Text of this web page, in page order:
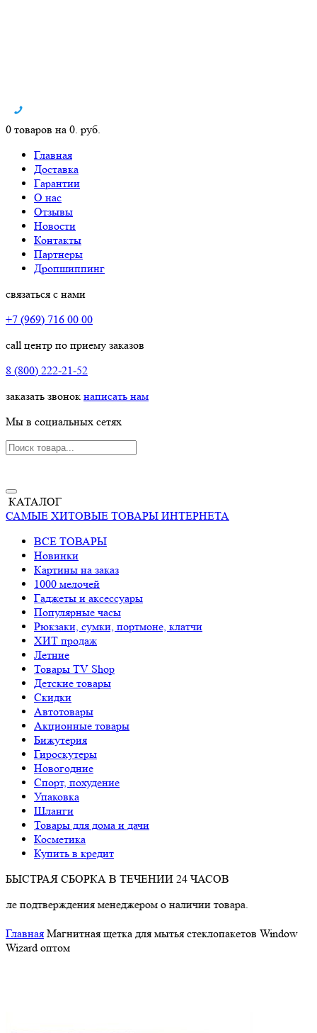
0 товаров на 0. руб.
Главная
Доставка
Гарантии
О нас
Отзывы
Новости
Контакты
Партнеры
Дропшиппинг
связаться с нами
+7 (969) 716 00 00
call центр по приему заказов
8 (800) 222-21-52
заказать звонок написать нам
Мы в социальных сетях
КАТАЛОГ
САМЫЕ ХИТОВЫЕ ТОВАРЫ ИНТЕРНЕТА
ВСЕ ТОВАРЫ
Новинки
Картины на заказ
1000 мелочей
Гаджеты и аксессуары
Популярные часы
Рюкзаки, сумки, портмоне, клатчи
ХИТ продаж
Летние
Товары TV Shop
Детские товары
Cкидки
Автотовары
Акционные товары
Бижутерия
Гироскутеры
Новогодние
Спорт, похудение
Упаковка
Шланги
Товары для дома и дачи
Косметика
Купить в кредит
БЫСТРАЯ СБОРКА В ТЕЧЕНИИ 24 ЧАСОВ
менеджером о наличии товара.
Главная Магнитная щетка для мытья стеклопакетов Window
Wizard оптом